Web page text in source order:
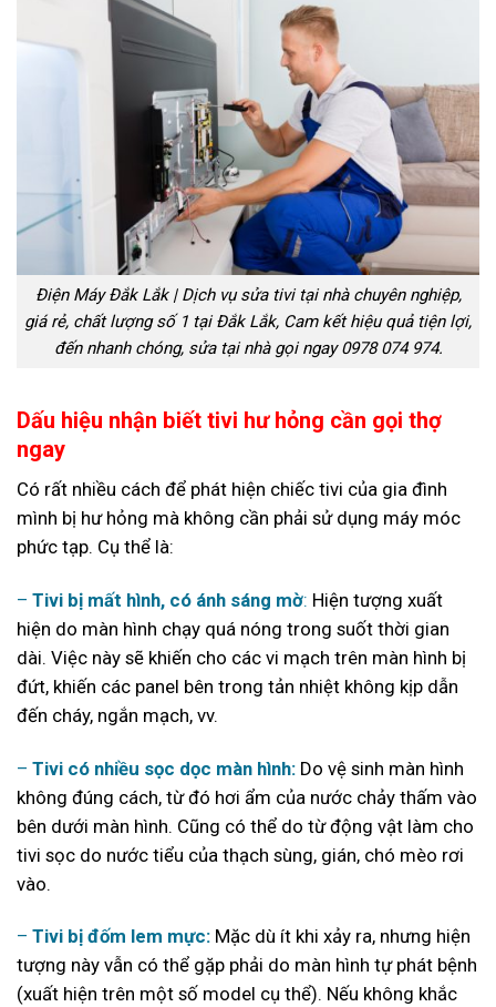
Điện Máy Đắk Lắk | Dịch vụ sửa tivi tại nhà chuyên nghiệp,
giá rẻ, chất lượng số 1 tại Đắk Lắk, Cam kết hiệu quả tiện lợi,
đến nhanh chóng, sửa tại nhà gọi ngay 0978 074 974.
Dấu hiệu nhận biết tivi hư hỏng cần gọi thợ
ngay
Có rất nhiều cách để phát hiện chiếc tivi của gia đình
mình bị hư hỏng mà không cần phải sử dụng máy móc
phức tạp. Cụ thể là:
– Tivi bị mất hình, có ánh sáng mờ: Hiện tượng xuất
hiện do màn hình chạy quá nóng trong suốt thời gian
dài. Việc này sẽ khiến cho các vi mạch trên màn hình bị
đứt, khiến các panel bên trong tản nhiệt không kịp dẫn
đến cháy, ngắn mạch, vv.
– Tivi có nhiều sọc dọc màn hình: Do vệ sinh màn hình
không đúng cách, từ đó hơi ẩm của nước chảy thấm vào
bên dưới màn hình. Cũng có thể do từ động vật làm cho
tivi sọc do nước tiểu của thạch sùng, gián, chó mèo rơi
vào.
– Tivi bị đốm lem mực: Mặc dù ít khi xảy ra, nhưng hiện
tượng này vẫn có thể gặp phải do màn hình tự phát bệnh
(xuất hiện trên một số model cụ thể). Nếu không khắc